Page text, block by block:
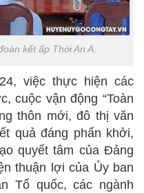
kết ấp Thới An A.
việc thực hiện các
cuộc vận động “Toàn
thôn mới, đô thị văn
quả đáng phấn khởi,
quyết tâm của Đảng
thuận lợi của Ủy ban
Tổ quốc, các ngành